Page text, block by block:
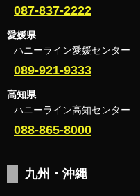
087-837-2222
愛媛県
ハニーライン愛媛センター
089-921-9333
高知県
ハニーライン高知センター
088-865-8000
九州・沖縄